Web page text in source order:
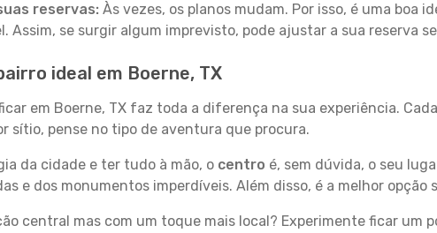
reservas: Às vezes, os planos mudam. Por isso, é uma
Assim, se surgir algum imprevisto, pode ajustar a sua reserva
ideal em Boerne, TX
em Boerne, TX faz toda a diferença na sua experiência.
sítio, pense no tipo de aventura que procura.
da cidade e ter tudo à mão, o centro é, sem dúvida, o seu
e dos monumentos imperdíveis. Além disso, é a melhor opção
central mas com um toque mais local? Experimente ficar um